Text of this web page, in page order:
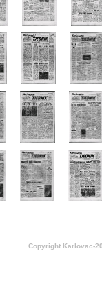
Copyright Karlovac-